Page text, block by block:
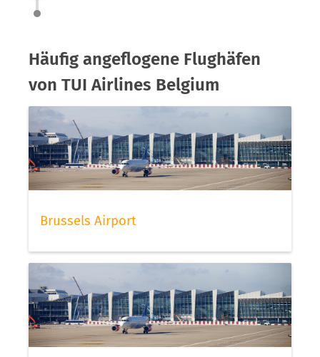
Häufig angeflogene Flughäfen
von TUI Airlines Belgium
Brussels Airport